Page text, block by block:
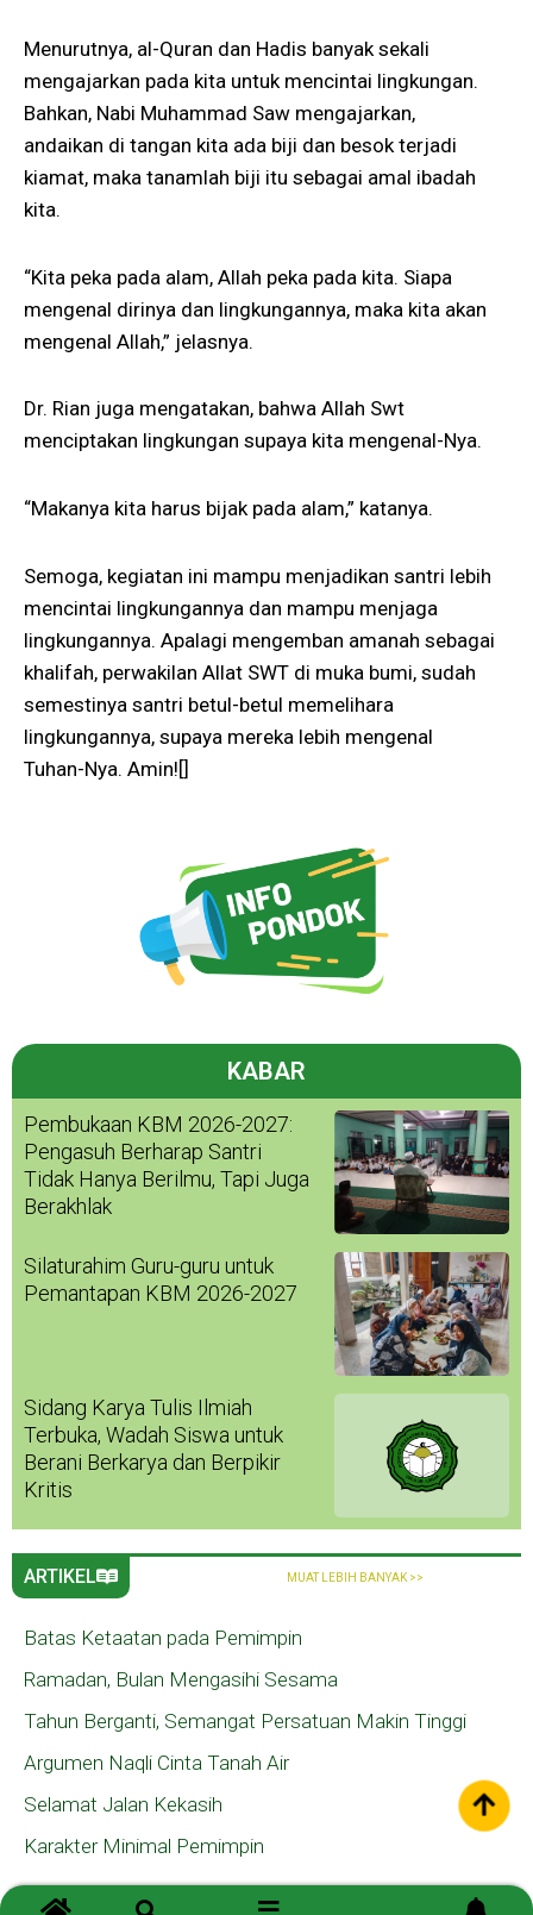
Menurutnya, al-Quran dan Hadis banyak sekali
mengajarkan pada kita untuk mencintai lingkungan.
Bahkan, Nabi Muhammad Saw mengajarkan,
andaikan di tangan kita ada biji dan besok terjadi
kiamat, maka tanamlah biji itu sebagai amal ibadah
kita.
“Kita peka pada alam, Allah peka pada kita. Siapa
mengenal dirinya dan lingkungannya, maka kita akan
mengenal Allah,” jelasnya.
Dr. Rian juga mengatakan, bahwa Allah Swt
menciptakan lingkungan supaya kita mengenal-Nya.
“Makanya kita harus bijak pada alam,” katanya.
Semoga, kegiatan ini mampu menjadikan santri lebih
mencintai lingkungannya dan mampu menjaga
lingkungannya. Apalagi mengemban amanah sebagai
khalifah, perwakilan Allat SWT di muka bumi, sudah
semestinya santri betul-betul memelihara
lingkungannya, supaya mereka lebih mengenal
Tuhan-Nya. Amin![]
KABAR
Pembukaan KBM 2026-2027:
Pengasuh Berharap Santri
Tidak Hanya Berilmu, Tapi Juga
Berakhlak
Silaturahim Guru-guru untuk
Pemantapan KBM 2026-2027
Sidang Karya Tulis Ilmiah
Terbuka, Wadah Siswa untuk
Berani Berkarya dan Berpikir
Kritis
ARTIKEL MUAT LEBIH BANYAK >>
Batas Ketaatan pada Pemimpin
Ramadan, Bulan Mengasihi Sesama
Tahun Berganti, Semangat Persatuan Makin Tinggi
Argumen Naqli Cinta Tanah Air
Selamat Jalan Kekasih
Karakter Minimal Pemimpin